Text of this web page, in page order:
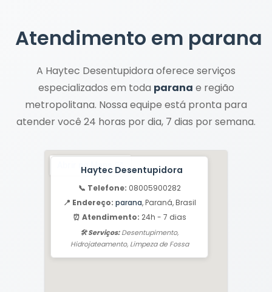
Atendimento em parana
A Haytec Desentupidora oferece serviços
especializados em toda parana e região
metropolitana. Nossa equipe está pronta para
atender você 24 horas por dia, 7 dias por semana.
Haytec Desentupidora
📞 Telefone: 08005900282
📍 Endereço: parana, Paraná, Brasil
⏰ Atendimento: 24h - 7 dias
🛠️ Serviços:Desentupimento,
Hidrojateamento, Limpeza de Fossa